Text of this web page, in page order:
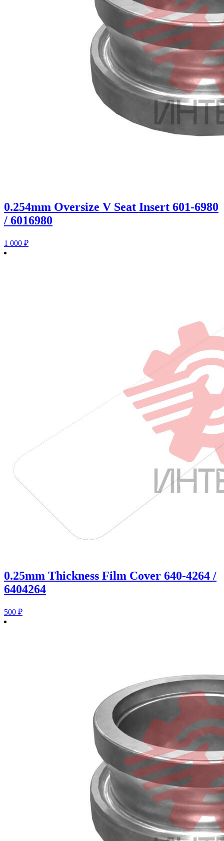
0.254mm Oversize V Seat Insert 601-6980
/ 6016980
1 000 ₽
0.25mm Thickness Film Cover 640-4264 /
6404264
500 ₽